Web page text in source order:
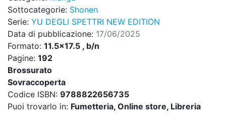
Sottocategorie: Shonen
Serie: YU DEGLI SPETTRI NEW EDITION
Data di pubblicazione: 17/06/2025
Formato: 11.5x17.5 , b/n
Pagine: 192
Brossurato
Sovraccoperta
Codice ISBN: 9788822656735
Puoi trovarlo in: Fumetteria, Online store, Libreria